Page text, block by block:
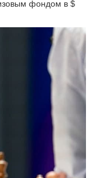
фондом в $